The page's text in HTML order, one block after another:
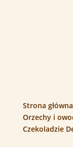
Strona główna
Orzechy i
Czekoladzie